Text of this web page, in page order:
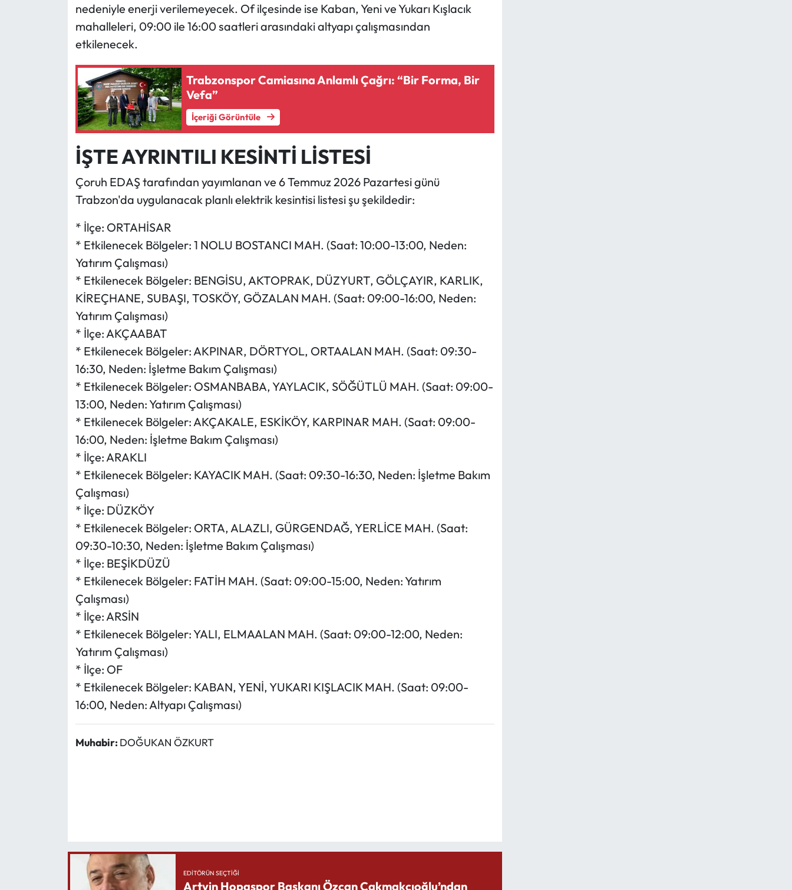
nedeniyle enerji verilemeyecek. Of ilçesinde ise Kaban, Yeni ve Yukarı Kışlacık
mahalleleri, 09:00 ile 16:00 saatleri arasındaki altyapı çalışmasından
etkilenecek.
Trabzonspor Camiasına Anlamlı Çağrı: “Bir Forma, Bir
Vefa”
İçeriği Görüntüle
İŞTE AYRINTILI KESİNTİ LİSTESİ
Çoruh EDAŞ tarafından yayımlanan ve 6 Temmuz 2026 Pazartesi günü
Trabzon'da uygulanacak planlı elektrik kesintisi listesi şu şekildedir:
* İlçe: ORTAHİSAR
* Etkilenecek Bölgeler: 1 NOLU BOSTANCI MAH. (Saat: 10:00-13:00, Neden:
Yatırım Çalışması)
* Etkilenecek Bölgeler: BENGİSU, AKTOPRAK, DÜZYURT, GÖLÇAYIR, KARLIK,
KİREÇHANE, SUBAŞI, TOSKÖY, GÖZALAN MAH. (Saat: 09:00-16:00, Neden:
Yatırım Çalışması)
* İlçe: AKÇAABAT
* Etkilenecek Bölgeler: AKPINAR, DÖRTYOL, ORTAALAN MAH. (Saat: 09:30-
16:30, Neden: İşletme Bakım Çalışması)
* Etkilenecek Bölgeler: OSMANBABA, YAYLACIK, SÖĞÜTLÜ MAH. (Saat: 09:00-
13:00, Neden: Yatırım Çalışması)
* Etkilenecek Bölgeler: AKÇAKALE, ESKİKÖY, KARPINAR MAH. (Saat: 09:00-
16:00, Neden: İşletme Bakım Çalışması)
* İlçe: ARAKLI
* Etkilenecek Bölgeler: KAYACIK MAH. (Saat: 09:30-16:30, Neden: İşletme Bakım
Çalışması)
* İlçe: DÜZKÖY
* Etkilenecek Bölgeler: ORTA, ALAZLI, GÜRGENDAĞ, YERLİCE MAH. (Saat:
09:30-10:30, Neden: İşletme Bakım Çalışması)
* İlçe: BEŞİKDÜZÜ
* Etkilenecek Bölgeler: FATİH MAH. (Saat: 09:00-15:00, Neden: Yatırım
Çalışması)
* İlçe: ARSİN
* Etkilenecek Bölgeler: YALI, ELMAALAN MAH. (Saat: 09:00-12:00, Neden:
Yatırım Çalışması)
* İlçe: OF
* Etkilenecek Bölgeler: KABAN, YENİ, YUKARI KIŞLACIK MAH. (Saat: 09:00-
16:00, Neden: Altyapı Çalışması)
Muhabir: DOĞUKAN ÖZKURT
EDITÖRÜN SEÇTIĞI
Artvin Hopaspor Başkanı Özcan Çakmakçıoğlu’ndan